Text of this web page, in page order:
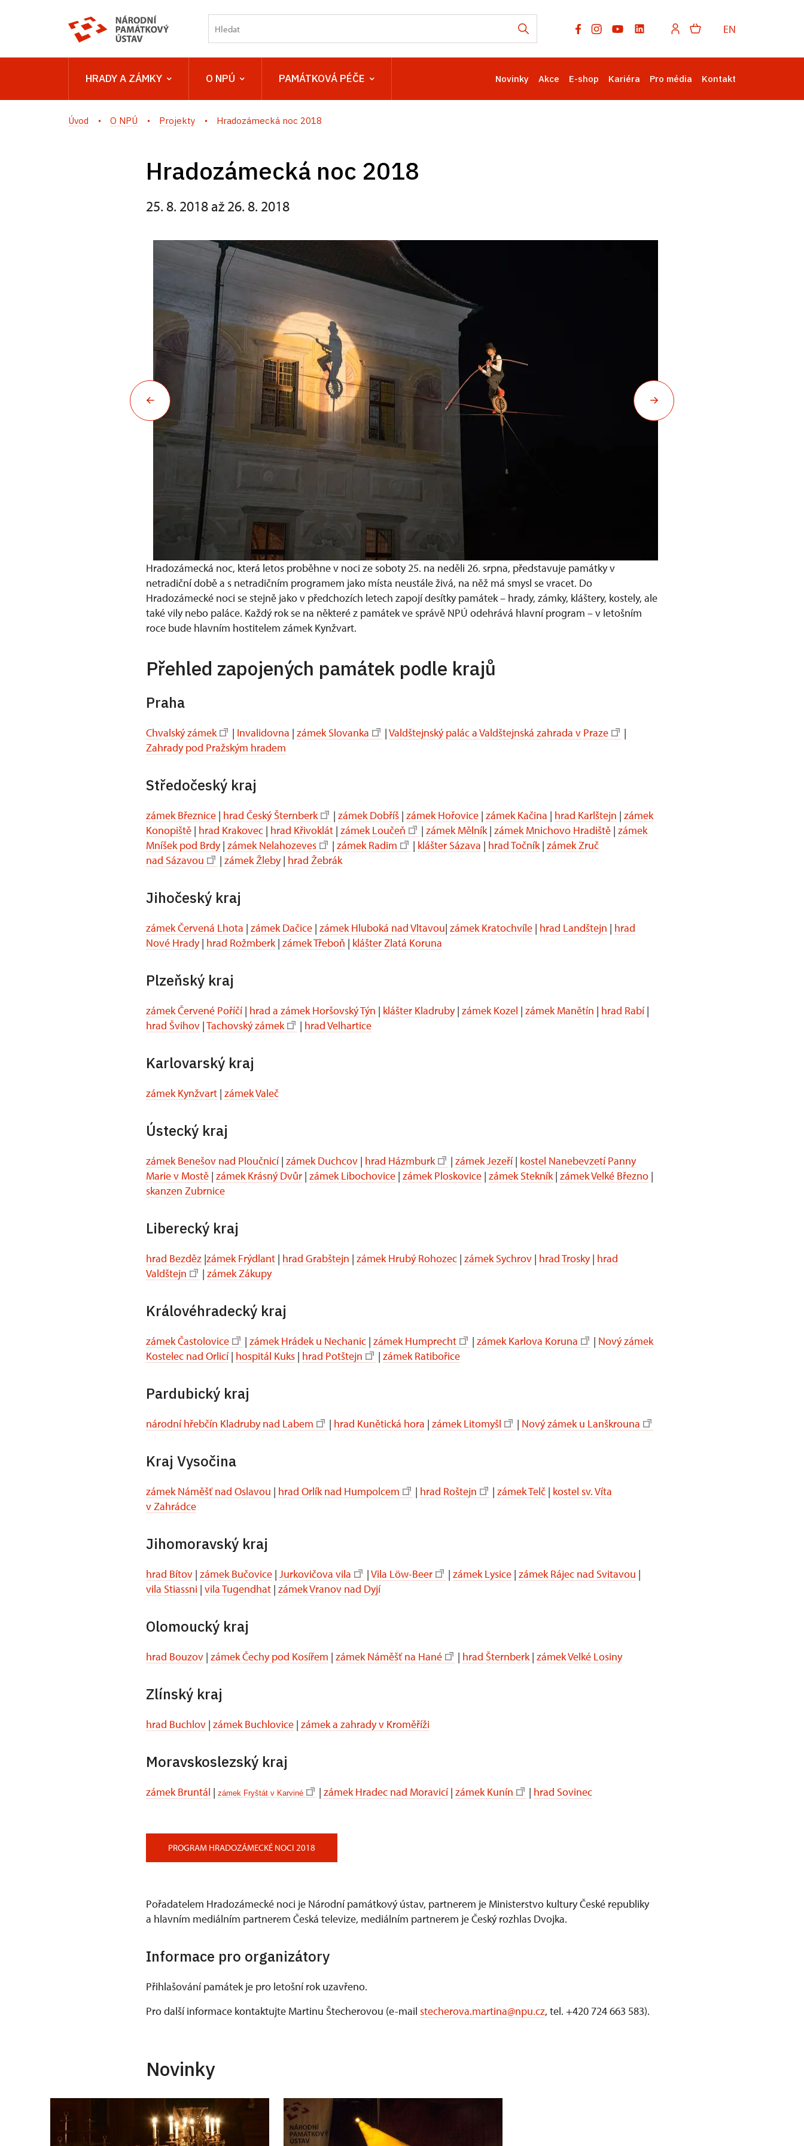
EN
HRADY A ZÁMKY O NPÚ PAMÁTKOVÁ PÉČE Novinky Akce E-shop Kariéra Pro média Kontakt
Úvod O NPÚ Projekty Hradozámecká noc 2018
Hradozámecká noc 2018
25. 8. 2018 až 26. 8. 2018
Hradozámecká noc, která letos proběhne v noci ze soboty 25. na neděli 26. srpna, představuje památky v
netradiční době a s netradičním programem jako místa neustále živá, na něž má smysl se vracet. Do
Hradozámecké noci se stejně jako v předchozích letech zapojí desítky památek – hrady, zámky, kláštery, kostely, ale
také vily nebo paláce. Každý rok se na některé z památek ve správě NPÚ odehrává hlavní program – v letošním
roce bude hlavním hostitelem zámek Kynžvart.
Přehled zapojených památek podle krajů
Praha
Chvalský zámek | Invalidovna | zámek Slovanka |Valdštejnský palác a Valdštejnská zahrada v Praze
|
Zahrady pod Pražským hradem
Středočeský kraj
zámek Březnice | hrad Český Šternberk | zámek Dobříš | zámek Hořovice | zámek Kačina | hrad Karlštejn | zámek
Konopiště | hrad Krakovec | hrad Křivoklát | zámek Loučeň | zámek Mělník| zámek Mnichovo Hradiště | zámek
Mníšek pod Brdy| zámek Nelahozeves | zámek Radim | klášter Sázava | hrad Točník| zámek Zruč
nad Sázavou
| zámek Žleby| hrad Žebrák
Jihočeský kraj
zámek Červená Lhota | zámek Dačice | zámek Hluboká nad Vltavou| zámek Kratochvíle | hrad Landštejn | hrad
Nové Hrady| hrad Rožmberk| zámek Třeboň | klášter Zlatá Koruna
Plzeňský kraj
zámek Červené Poříčí| hrad a zámek Horšovský Týn | klášter Kladruby| zámek Kozel | zámek Manětín | hrad Rabí|
hrad Švihov |Tachovský zámek | hrad Velhartice
Karlovarský kraj
zámek Kynžvart | zámek Valeč
Ústecký kraj
zámek Benešov nad Ploučnicí| zámek Duchcov | hrad Házmburk | zámek Jezeří| kostel Nanebevzetí Panny
Marie v Mostě | zámek Krásný Dvůr | zámek Libochovice | zámek Ploskovice | zámek Stekník| zámek Velké Březno |
skanzen Zubrnice
Liberecký kraj
hrad Bezděz |zámek Frýdlant | hrad Grabštejn | zámek Hrubý Rohozec | zámek Sychrov | hrad Trosky| hrad
Valdštejn
| zámek Zákupy
Královéhradecký kraj
zámek Častolovice | zámek Hrádek u Nechanic | zámek Humprecht | zámek Karlova Koruna | Nový zámek
Kostelec nad Orlicí| hospitál Kuks | hrad Potštejn | zámek Ratibořice
Pardubický kraj
národní hřebčín Kladruby nad Labem | hrad Kunětická hora | zámek Litomyšl | Nový zámek u Lanškrouna
Kraj Vysočina
zámek Náměšť nad Oslavou | hrad Orlík nad Humpolcem | hrad Roštejn | zámek Telč | kostel sv. Víta
v Zahrádce
Jihomoravský kraj
hrad Bítov | zámek Bučovice | Jurkovičova vila |Vila Löw-Beer | zámek Lysice | zámek Rájec nad Svitavou |
vila Stiassni | vila Tugendhat | zámek Vranov nad Dyjí
Olomoucký kraj
hrad Bouzov | zámek Čechy pod Kosířem | zámek Náměšť na Hané | hrad Šternberk| zámek Velké Losiny
Zlínský kraj
hrad Buchlov | zámek Buchlovice | zámek a zahrady v Kroměříži
Moravskoslezský kraj
zámek Bruntál | zámek Fryštát v Karviné | zámek Hradec nad Moravicí| zámek Kunín | hrad Sovinec
PROGRAM HRADOZÁMECKÉ NOCI 2018
Pořadatelem Hradozámecké noci je Národní památkový ústav, partnerem je Ministerstvo kultury České republiky
a hlavním mediálním partnerem Česká televize, mediálním partnerem je Český rozhlas Dvojka.
Informace pro organizátory
Přihlašování památek je pro letošní rok uzavřeno.
Pro další informace kontaktujte Martinu Štecherovou (e-mail stecherova.martina@npu.cz, tel. +420 724 663 583).
Novinky